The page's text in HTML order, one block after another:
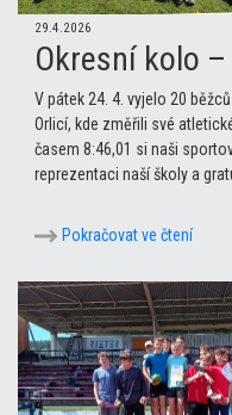
29.4.2026
Okresní kolo
V pátek 24. 4. vyjelo 20
Orlicí, kde změřili své
časem 8:46,01 si naši
reprezentaci naší školy a
Pokračovat ve čtení